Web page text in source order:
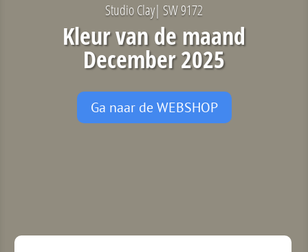
Studio Clay| SW 9172
Kleur van de maand
December 2025
Ga naar de WEBSHOP